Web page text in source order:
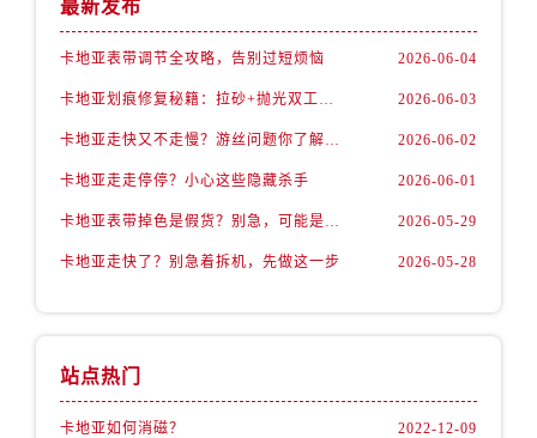
最新发布
卡地亚表带调节全攻略，告别过短烦恼 2026-06-04
卡地亚划痕修复秘籍：拉砂+抛光双工艺还原如新 2026-06-03
卡地亚走快又不走慢？游丝问题你了解多少？ 2026-06-02
卡地亚走走停停？小心这些隐藏杀手 2026-06-01
卡地亚表带掉色是假货？别急，可能是这些日常习惯惹的祸 2026-05-29
卡地亚走快了？别急着拆机，先做这一步 2026-05-28
站点热门
卡地亚如何消磁？ 2022-12-09